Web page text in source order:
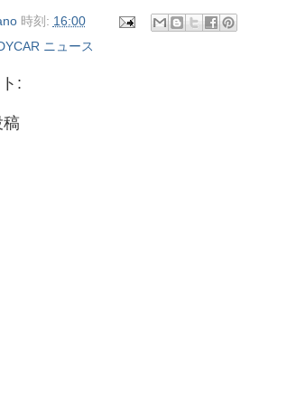
時刻: 16:00
ニュース
: